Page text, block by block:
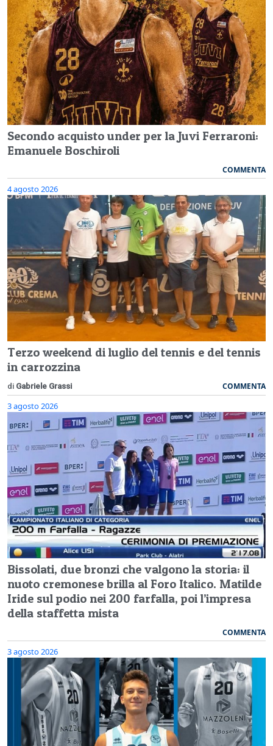
Secondo acquisto under per la Juvi Ferraroni:
Emanuele Boschiroli
COMMENTA
4 agosto 2026
Terzo weekend di luglio del tennis e del tennis
in carrozzina
di Gabriele Grassi COMMENTA
3 agosto 2026
Bissolati, due bronzi che valgono la storia: il
nuoto cremonese brilla al Foro Italico. Matilde
Iride sul podio nei 200 farfalla, poi l’impresa
della staffetta mista
COMMENTA
3 agosto 2026